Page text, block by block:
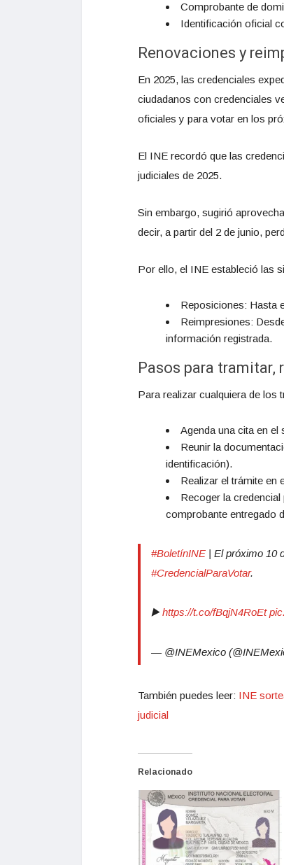
Comprobante de
Identificación oficial
Renovaciones y
En 2025, las credenciales
ciudadanos con credenciales
oficiales y para votar en los
El INE recordó que las
judiciales de 2025.
Sin embargo, sugirió
decir, a partir del 2 de junio,
Por ello, el INE estableció las
Reposiciones: Hasta
Reimpresiones:
información registrada.
Pasos para tramitar,
Para realizar cualquiera de los
Agenda una cita en el
Reunir la
identificación).
Realizar el trámite en
Recoger la
comprobante entregado
#BoletínINE | El próximo 10
#CredencialParaVotar.
▶️https://t.co/fBqjN4RoEt
— @INEMexico
También puedes leer: INE
judicial
Relacionado